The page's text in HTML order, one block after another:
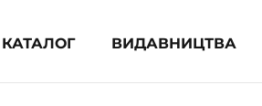
КАТАЛОГ ВИДАВНИЦТВА